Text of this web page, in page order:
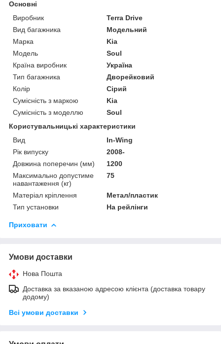
Основні
Виробник
Terra Drive
Вид багажника
Модельний
Марка
Kia
Модель
Soul
Країна виробник
Україна
Тип багажника
Дворейковий
Колір
Сірий
Сумісність з маркою
Kia
Сумісність з моделлю
Soul
Користувальницькі характеристики
Вид
In-Wing
Рік випуску
2008-
Довжина поперечин (мм)
1200
Максимально допустиме
навантаження (кг)
75
Матеріал кріплення
Метал/пластик
Тип установки
На рейлінги
Приховати
Умови доставки
Нова Пошта
Доставка за вказаною адресою клієнта (доставка товару
додому)
Всі умови доставки